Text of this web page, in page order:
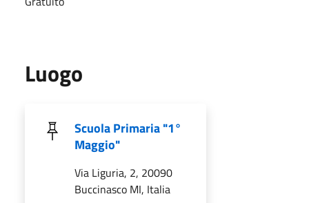
Luogo
Scuola Primaria "1°
Maggio"
Via Liguria, 2, 20090
Buccinasco MI, Italia